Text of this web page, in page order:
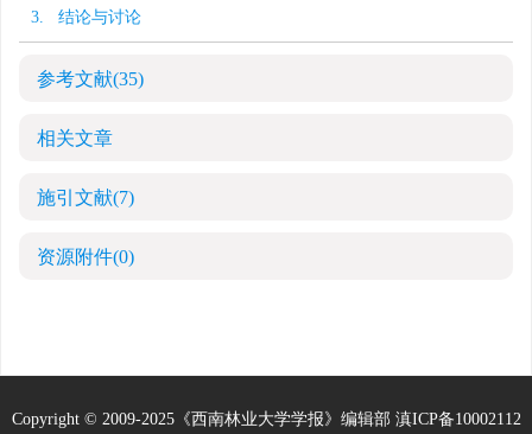
3. 结论与讨论
参考文献(35)
相关文章
施引文献(7)
资源附件(0)
Copyright © 2009-2025《西南林业大学学报》编辑部 滇ICP备10002112